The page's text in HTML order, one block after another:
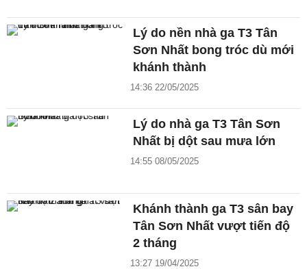
Lý do nền nhà ga T3 Tân
Sơn Nhất bong tróc dù mới
khánh thành
14:36 22/05/2025
Lý do nhà ga T3 Tân Sơn
Nhất bị dột sau mưa lớn
14:55 08/05/2025
Khánh thành ga T3 sân bay
Tân Sơn Nhất vượt tiến độ
2 tháng
13:27 19/04/2025